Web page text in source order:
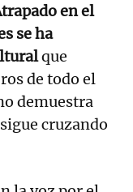
en el
se ha
que
de todo el
demuestra
cruzando